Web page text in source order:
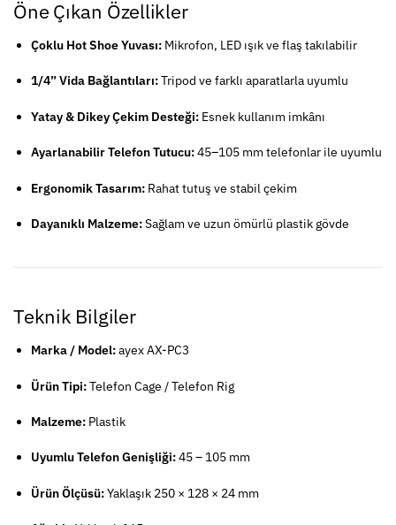
Öne Çıkan Özellikler
Çoklu Hot Shoe Yuvası: Mikrofon, LED ışık ve flaş takılabilir
1/4” Vida Bağlantıları:Tripod ve farklı aparatlarla uyumlu
Yatay & Dikey Çekim Desteği: Esnek kullanım imkânı
Ayarlanabilir Telefon Tutucu:45–105 mm telefonlar ile uyumlu
Ergonomik Tasarım: Rahat tutuş ve stabil çekim
Dayanıklı Malzeme:Sağlam ve uzun ömürlü plastik gövde
Teknik Bilgiler
Marka / Model:ayex AX-PC3
Ürün Tipi:Telefon Cage / Telefon Rig
Malzeme: Plastik
Uyumlu Telefon Genişliği:45 – 105 mm
Ürün Ölçüsü:Yaklaşık 250 × 128 × 24 mm